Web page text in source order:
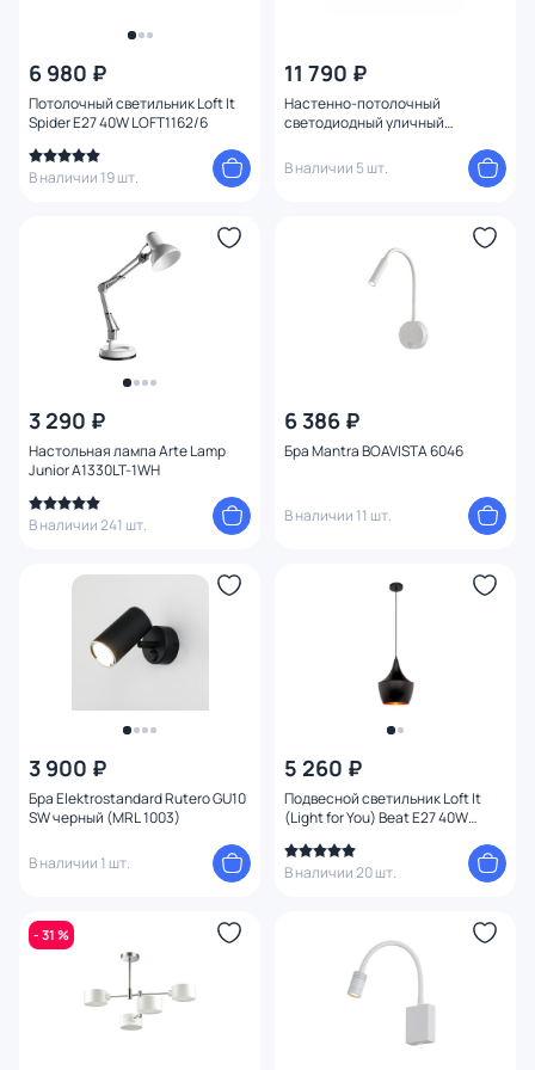
6 980 ₽
Потолочный светильник Loft It
Spider E27 40W LOFT1162/6
В наличии 19 шт.
11 790 ₽
Настенно-потолочный
светодиодный уличный
В наличии 5 шт.
3 290 ₽
Настольная лампа Arte Lamp
Junior A1330LT-1WH
В наличии 241 шт.
6 386 ₽
Бра Mantra BOAVISTA 6046
В наличии 11 шт.
3 900 ₽
Бра Elektrostandard Rutero GU10
SW черный (MRL 1003)
В наличии 1 шт.
5 260 ₽
Подвесной светильник Loft It
(Light for You) Beat E27 40W
В наличии 20 шт.
- 31 %